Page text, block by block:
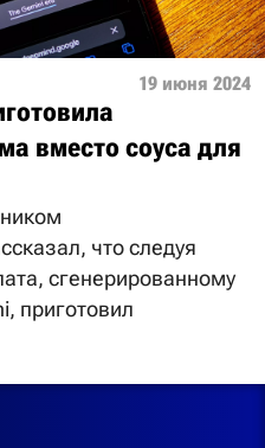
19 июня 2024
вместо соуса для
что следуя
сгенерированному
приготовил